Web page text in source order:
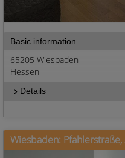
Basic information
65205 Wiesbaden
Hessen
Details